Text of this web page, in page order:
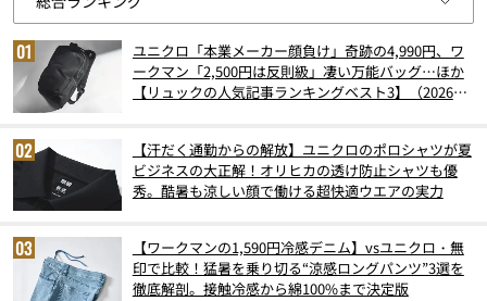
ユニクロ「本業メーカー顔負け」奇跡の4,990円、ワ
ークマン「2,500円は反則級」凄い万能バッグ…ほか
【リュックの人気記事ランキングベスト3】（2026年
【汗だく通勤からの解放】ユニクロのポロシャツが夏
ビジネスの大正解！オリヒカの透け防止シャツも優
秀。酷暑も涼しい顔で働ける超快適ウエアの実力
【ワークマンの1,590円冷感デニム】vsユニクロ・無
印で比較！猛暑を乗り切る“涼感ロングパンツ”3選を
徹底解剖。接触冷感から綿100%まで決定版